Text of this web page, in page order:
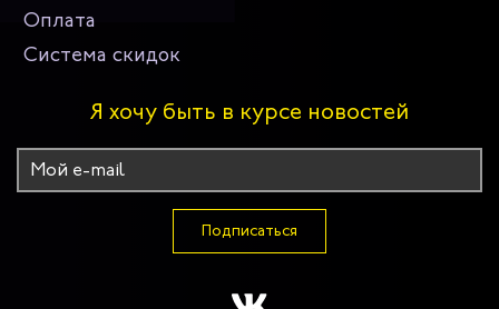
Оплата
Система скидок
Я хочу быть в курсе новостей
Подписаться